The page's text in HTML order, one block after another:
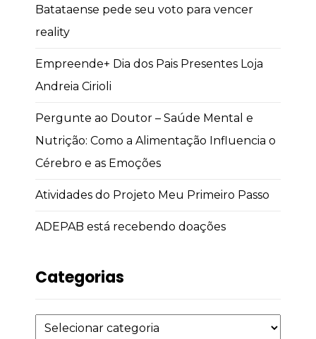
Batataense pede seu voto para vencer
reality
Empreende+ Dia dos Pais Presentes Loja
Andreia Cirioli
Pergunte ao Doutor – Saúde Mental e
Nutrição: Como a Alimentação Influencia o
Cérebro e as Emoções
Atividades do Projeto Meu Primeiro Passo
ADEPAB está recebendo doações
Categorias